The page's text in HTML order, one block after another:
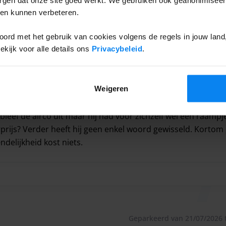
kunnen verbeteren.
met het gebruik van cookies volgens de regels in jouw
voor alle details ons Privacybeleid.
Weigeren
op de parkeerplaats 2,10 meter bedraagt.
slechts 11 minuten van Schiphol.
uw auto veilig en droog! De luxe parkeergarage
van veel verschillende services. Een medewerker
u kunt in de shuttlebus stappen terwijl uw auto voor u
op reis.
Geparkeerd van 20/07/2026
de aanwijzingen voldeden prima. Bij aankomst was
het busje gepakt. Bij terugkomst stonden wij op de
zoon voor de zekerheid of hij via Parkos kwam. De
Nadat onze naam was gecontroleerd zei hij "de koffers
zelf de koffers achterin hadden gepakt komt hij
had hij dat maar zelf moeten doen, of aanwijzingen
de airco uit maar hij had voor zichzelf wel een
Verder heeft hij geen enkel woord gewisseld.
kost niets.
Geparkeerd van 21/07/2026